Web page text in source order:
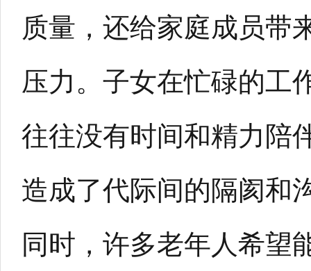
质量，还给家庭成员带
压力。子女在忙碌的工
往往没有时间和精力陪
造成了代际间的隔阂和
同时，许多老年人希望